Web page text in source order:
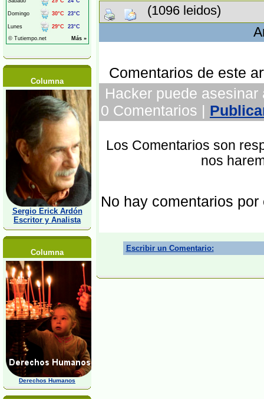
Columna
Sergio Erick Ardón
Escritor y Analista
Columna
Derechos Humanos
(1096 leidos)
Comentarios de este
Hacker puede
0 Comentarios |
Los Comentarios son
nos
No hay comentarios por
Escribir un Comentario: